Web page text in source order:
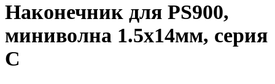
Наконечник для PS900,
миниволна 1.5х14мм, серия
C